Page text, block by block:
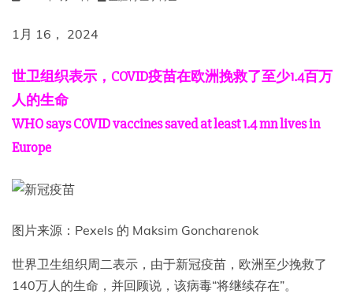
1月 16， 2024
世卫组织表示，COVID疫苗在欧洲挽救了至少1.4百万
人的生命
WHO says COVID vaccines saved at least 1.4 mn lives in
Europe
图片来源：Pexels 的 Maksim Goncharenok
世界卫生组织周二表示，由于新冠疫苗，欧洲至少挽救了
140万人的生命，并回顾说，该病毒“将继续存在”。